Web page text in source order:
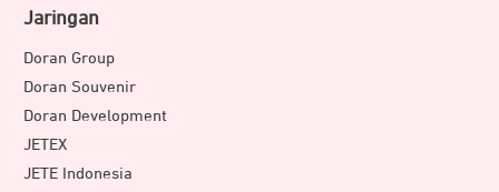
Jaringan
Doran Group
Doran Souvenir
Doran Development
JETEX
JETE Indonesia